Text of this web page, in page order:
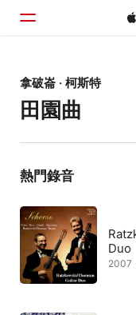
首頁
瀏覽
搜尋
拿破崙 · 柯斯特
田園曲
熱門錄音
Duo
2007